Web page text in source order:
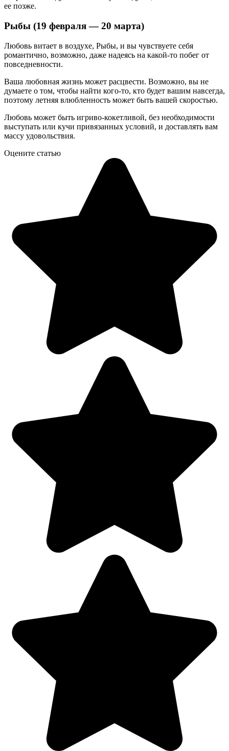
ее позже.
Рыбы (19 февраля — 20 марта)
Любовь витает в воздухе, Рыбы, и вы чувствуете себя
романтично, возможно, даже надеясь на какой-то побег от
повседневности.
Ваша любовная жизнь может расцвести. Возможно, вы не
думаете о том, чтобы найти кого-то, кто будет вашим навсегда,
поэтому летняя влюбленность может быть вашей скоростью.
Любовь может быть игриво-кокетливой, без необходимости
выступать или кучи привязанных условий, и доставлять вам
массу удовольствия.
Оцените статью